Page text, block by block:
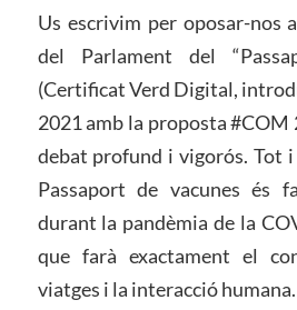
Us escrivim per oposar-nos
del Parlament del
(Certificat Verd Digital,
2021 amb la proposta #COM
debat profund i vigorós. Tot
Passaport de vacunes és
durant la pandèmia de la
que farà exactament el
viatges i la interacció humana.